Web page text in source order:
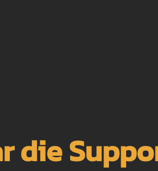
die